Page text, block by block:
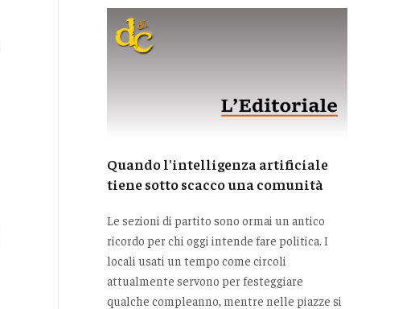
Quando l'intelligenza artificiale
tiene sotto scacco una comunità
Le sezioni di partito sono ormai un antico
ricordo per chi oggi intende fare politica. I
locali usati un tempo come circoli
attualmente servono per festeggiare
qualche compleanno, mentre nelle piazze si